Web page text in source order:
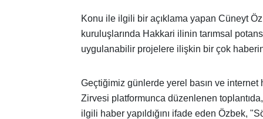
Konu ile ilgili bir açıklama yapan Cüneyt
kuruluşlarında Hakkari ilinin tarımsal
uygulanabilir projelere ilişkin bir çok haberin
Geçtiğimiz günlerde yerel basın ve
Zirvesi platformunca düzenlenen
ilgili haber yapıldığını ifade eden Özbek,